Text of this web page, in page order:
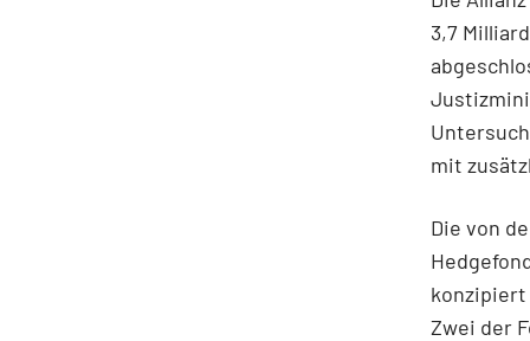
3,7
mit
Die von
konzipiert
Zwei der